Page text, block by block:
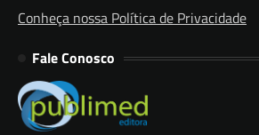
Conheça nossa Política de Privacidade
Fale Conosco